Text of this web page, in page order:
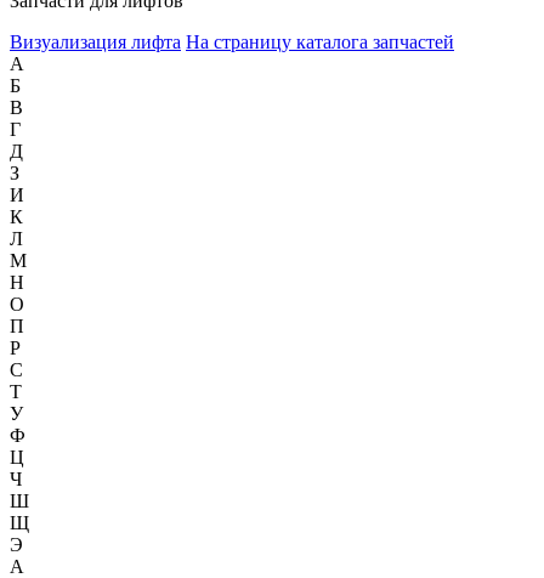
Визуализация лифта На страницу каталога запчастей
А
Б
В
Г
Д
З
И
К
Л
М
Н
О
П
Р
С
Т
У
Ф
Ц
Ч
Ш
Щ
Э
А